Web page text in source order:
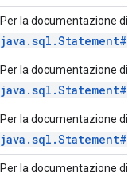
Per la documentazione di
Per la documentazione di
Per la documentazione di
Per la documentazione di